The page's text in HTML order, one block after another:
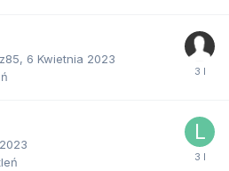
, 6 Kwietnia 2023